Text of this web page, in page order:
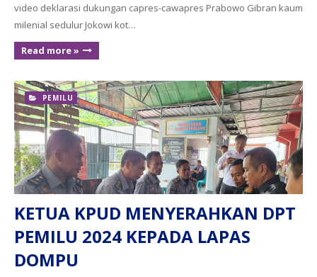
video deklarasi dukungan capres-cawapres Prabowo Gibran kaum
milenial sedulur Jokowi kot…
Read more »
PEMILU
KETUA KPUD MENYERAHKAN DPT
PEMILU 2024 KEPADA LAPAS
DOMPU